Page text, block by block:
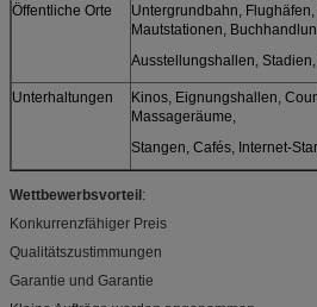
Öffentliche Orte
Untergrundbahn,
Mautstationen,
Ausstellungshallen,
Unterhaltungen
Kinos, Eignungshallen,
Massageräume,
Stangen, Cafés, Internet-
Wettbewerbsvorteil:
Konkurrenzfähiger Preis
Qualitätszustimmungen
Garantie und Garantie